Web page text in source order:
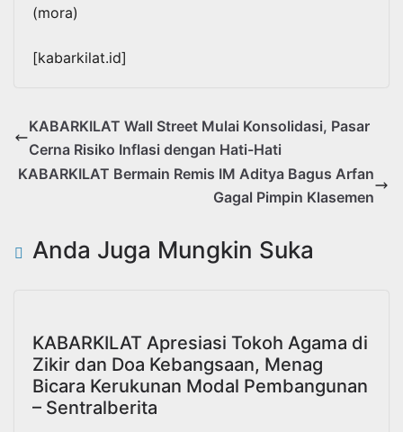
(mora)
[kabarkilat.id]
KABARKILAT Wall Street Mulai Konsolidasi, Pasar
Cerna Risiko Inflasi dengan Hati-Hati
KABARKILAT Bermain Remis IM Aditya Bagus Arfan
Gagal Pimpin Klasemen
Anda Juga Mungkin Suka
KABARKILAT Apresiasi Tokoh Agama di
Zikir dan Doa Kebangsaan, Menag
Bicara Kerukunan Modal Pembangunan
– Sentralberita